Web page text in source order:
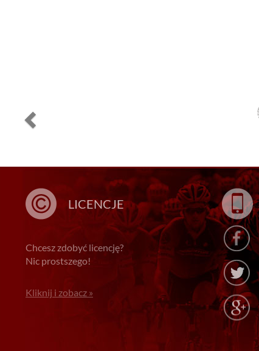
LICENCJE
Chcesz zdobyć licencję?
Nic prostszego!
Kliknij i zobacz »